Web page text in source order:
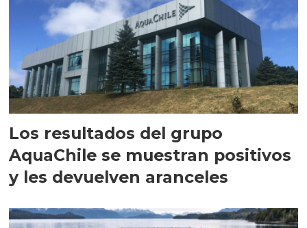
Los resultados del grupo
AquaChile se muestran positivos
y les devuelven aranceles